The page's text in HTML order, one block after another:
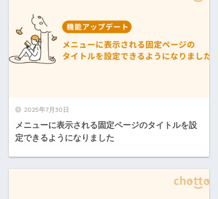
2025年7月30日
メニューに表示される固定ページのタイトルを設
定できるようになりました